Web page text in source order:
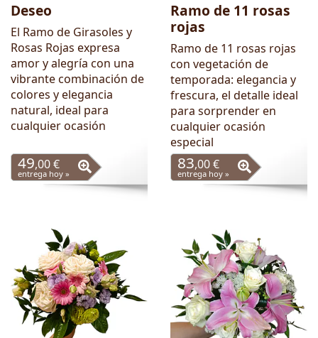
Deseo
El Ramo de Girasoles y
Rosas Rojas expresa
amor y alegría con una
vibrante combinación de
colores y elegancia
natural, ideal para
cualquier ocasión
49,00 €
entrega hoy »
Ramo de 11 rosas
rojas
Ramo de 11 rosas rojas
con vegetación de
temporada: elegancia y
frescura, el detalle ideal
para sorprender en
cualquier ocasión
especial
83,00 €
entrega hoy »